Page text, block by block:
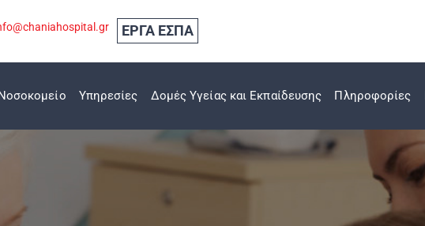
ΕΡΓΑ ΕΣΠΑ
Νοσοκομείο Υπηρεσίες Δομές Υγείας και Εκπαίδευσης Πληροφορίες